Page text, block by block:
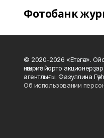
Фотобанк
© 2020-2026 «Етегән».
нәшриәт йорто
агентлығы. Фазуллина
Об использовании